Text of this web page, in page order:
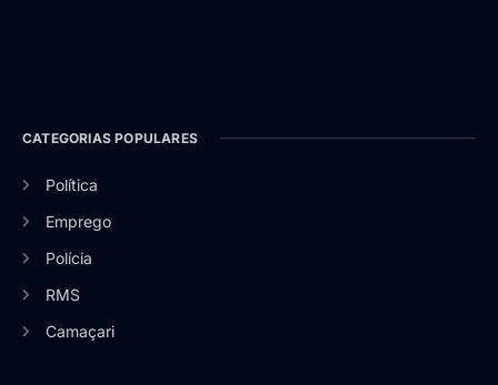
CATEGORIAS POPULARES
Política
Emprego
Polícia
RMS
Camaçari